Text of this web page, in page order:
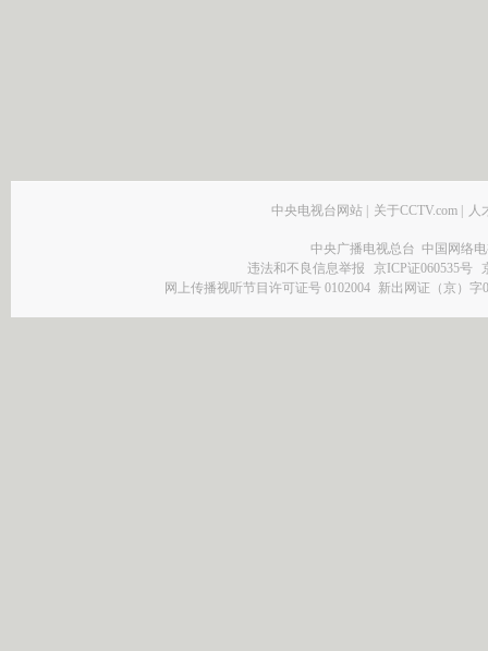
中央电视台网站 | 关于CCTV.com | 人
中央广播电视总台 中国网络
违法和不良信息举报
京ICP证060535号
网上传播视听节目许可证号 0102004 新出网证（京）